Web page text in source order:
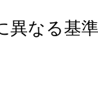
異なる基